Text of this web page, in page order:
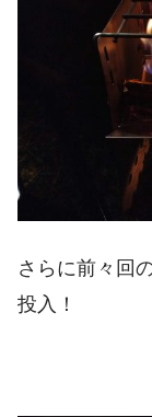
さらに前々回
投入！